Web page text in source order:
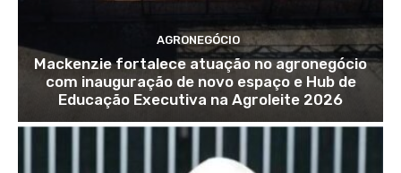
AGRONEGÓCIO
Mackenzie fortalece atuação no agronegócio
com inauguração de novo espaço e Hub de
Educação Executiva na Agroleite 2026